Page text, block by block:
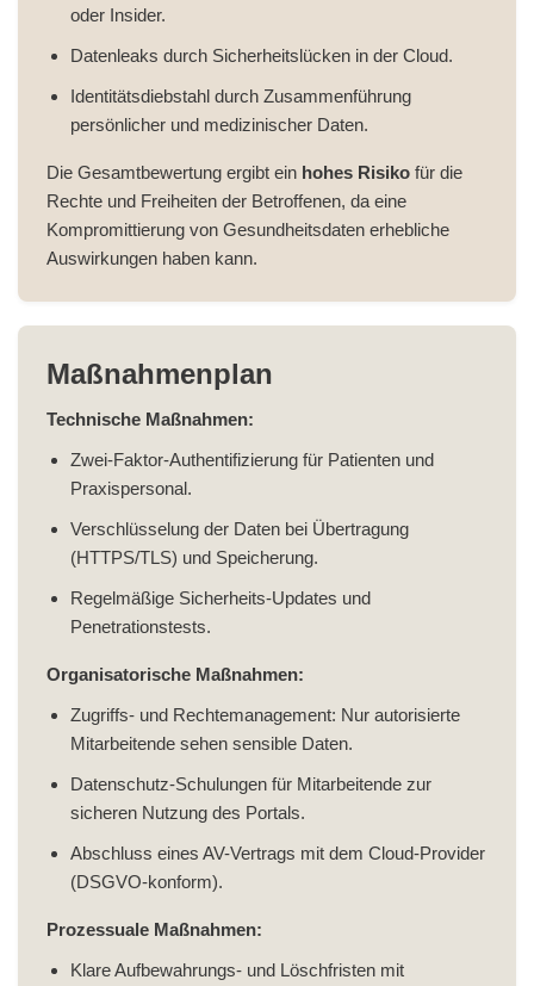
oder Insider.
Datenleaks durch Sicherheitslücken in der Cloud.
Identitätsdiebstahl durch Zusammenführung
persönlicher und medizinischer Daten.
Die Gesamtbewertung ergibt ein hohes Risiko für die
Rechte und Freiheiten der Betroffenen, da eine
Kompromittierung von Gesundheitsdaten erhebliche
Auswirkungen haben kann.
Maßnahmenplan
Technische Maßnahmen:
Zwei-Faktor-Authentifizierung für Patienten und
Praxispersonal.
Verschlüsselung der Daten bei Übertragung
(HTTPS/TLS) und Speicherung.
Regelmäßige Sicherheits-Updates und
Penetrationstests.
Organisatorische Maßnahmen:
Zugriffs- und Rechtemanagement: Nur autorisierte
Mitarbeitende sehen sensible Daten.
Datenschutz-Schulungen für Mitarbeitende zur
sicheren Nutzung des Portals.
Abschluss eines AV-Vertrags mit dem Cloud-Provider
(DSGVO-konform).
Prozessuale Maßnahmen:
Klare Aufbewahrungs- und Löschfristen mit